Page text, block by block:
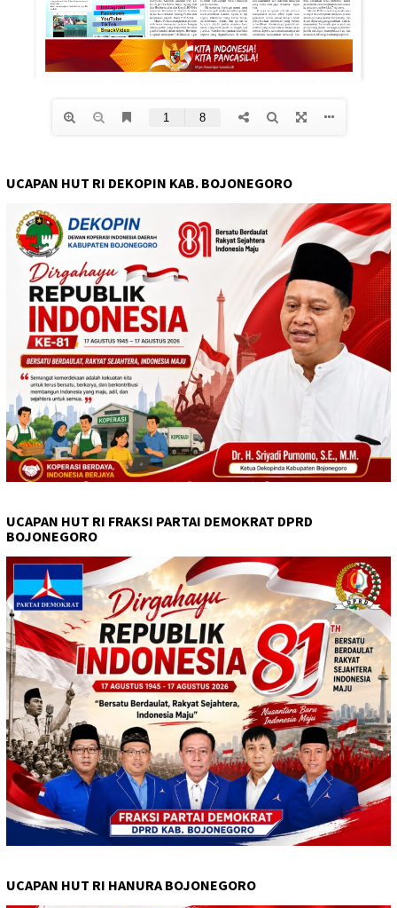
UCAPAN HUT RI DEKOPIN KAB. BOJONEGORO
UCAPAN HUT RI FRAKSI PARTAI DEMOKRAT DPRD
BOJONEGORO
UCAPAN HUT RI HANURA BOJONEGORO